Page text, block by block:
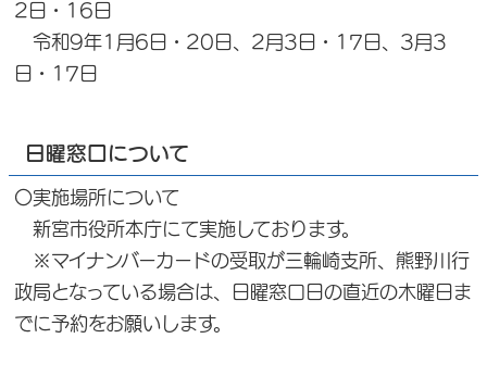
2日・16日
令和9年1月6日・20日、2月3日・17日、3月3
日・17日
日曜窓口について
〇実施場所について
新宮市役所本庁にて実施しております。
※マイナンバーカードの受取が三輪崎支所、熊野川行
政局となっている場合は、日曜窓口日の直近の木曜日ま
でに予約をお願いします。